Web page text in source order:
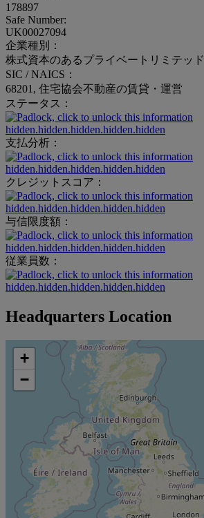
178897
Safe Number:
UK00027094
企業種別：
株式資本のあるプライベートリミテッド
SIC / NAICS：
68201, 住宅協会不動産の賃貸・運営
ステータス：
hidden.hidden.hidden.hidden.hidden
支払分析：
hidden.hidden.hidden.hidden.hidden
クレジットスコア：
hidden.hidden.hidden.hidden.hidden
与信限度額：
hidden.hidden.hidden.hidden.hidden
従業員数：
hidden.hidden.hidden.hidden.hidden
Headquarters Location
+
−